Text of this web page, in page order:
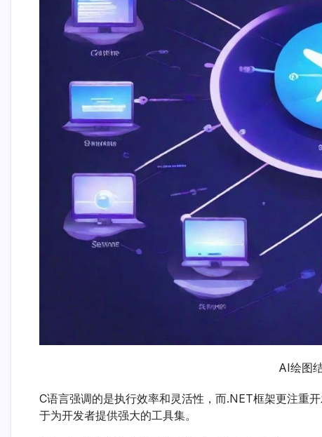
AI绘图
C语言强调的是执行效率和灵活性，而.NET框架更注重
于为开发者提供强大的工具集。